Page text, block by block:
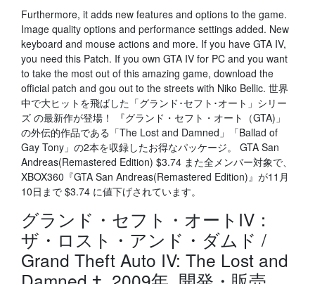
Furthermore, it adds new features and options to the game.
Image quality options and performance settings added. New
keyboard and mouse actions and more. If you have GTA IV,
you need this Patch. If you own GTA IV for PC and you want
to take the most out of this amazing game, download the
official patch and gou out to the streets with Niko Bellic. 世界
中で大ヒットを飛ばした「グランド･セフト･オート」シリー
ズ の最新作が登場！ 『グランド・セフト・オート（GTA)」
の外伝的作品である「The Lost and Damned」「Ballad of
Gay Tony」の2本を収録したお得なパッケージ。 GTA San
Andreas(Remastered Edition) $3.74 また全メンバー対象で、
XBOX360『GTA San Andreas(Remastered Edition)』が11月
10日まで $3.74 に値下げされています。
グランド・セフト・オートIV：
ザ・ロスト・アンド・ダムド /
Grand Theft Auto IV: The Lost and